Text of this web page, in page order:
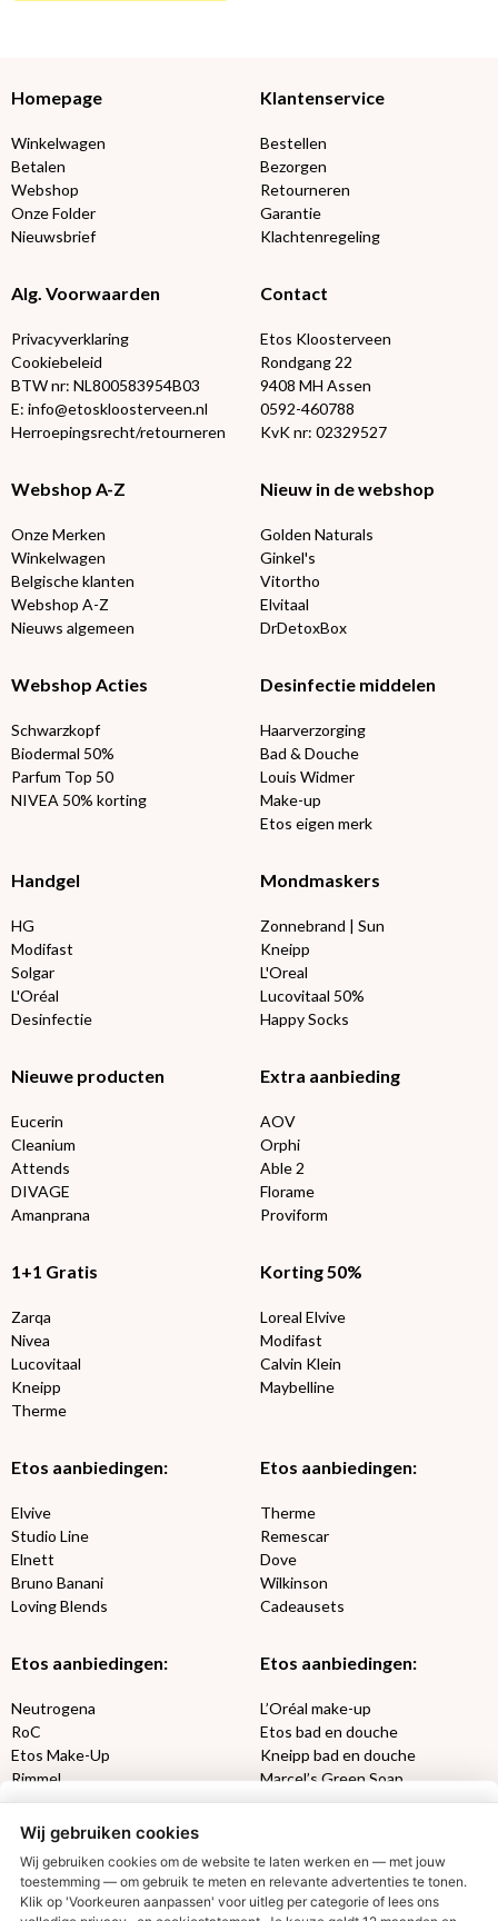
Homepage
Winkelwagen
Betalen
Webshop
Onze Folder
Nieuwsbrief
Klantenservice
Bestellen
Bezorgen
Retourneren
Garantie
Klachtenregeling
Alg. Voorwaarden
Privacyverklaring
Cookiebeleid
BTW nr: NL800583954B03
E: info@etoskloosterveen.nl
Herroepingsrecht/retourneren
Contact
Etos Kloosterveen
Rondgang 22
9408 MH Assen
0592-460788
KvK nr: 02329527
Webshop A-Z
Onze Merken
Winkelwagen
Belgische klanten
Webshop A-Z
Nieuws algemeen
Nieuw in de webshop
Golden Naturals
Ginkel's
Vitortho
Elvitaal
DrDetoxBox
Webshop Acties
Schwarzkopf
Biodermal 50%
Parfum Top 50
NIVEA 50% korting
Desinfectie middelen
Haarverzorging
Bad & Douche
Louis Widmer
Make-up
Etos eigen merk
Handgel
HG
Modifast
Solgar
L'Oréal
Desinfectie
Mondmaskers
Zonnebrand | Sun
Kneipp
L'Oreal
Lucovitaal 50%
Happy Socks
Nieuwe producten
Eucerin
Cleanium
Attends
DIVAGE
Amanprana
Extra aanbieding
AOV
Orphi
Able 2
Florame
Proviform
1+1 Gratis
Zarqa
Nivea
Lucovitaal
Kneipp
Therme
Korting 50%
Loreal Elvive
Modifast
Calvin Klein
Maybelline
Etos aanbiedingen:
Elvive
Studio Line
Elnett
Bruno Banani
Loving Blends
Etos aanbiedingen:
Therme
Remescar
Dove
Wilkinson
Cadeausets
Etos aanbiedingen:
Neutrogena
RoC
Etos Make-Up
Rimmel
Max Factor
Etos aanbiedingen:
L’Oréal make-up
Etos bad en douche
Kneipp bad en douche
Marcel’s Green Soap
Oral-B
Etos aanbiedingen:
Aussie
DETOXEN
Always
Wij gebruiken cookies
Wij gebruiken cookies om de website te laten werken en — met jouw
toestemming — om gebruik te meten en relevante advertenties te tonen.
Klik op 'Voorkeuren aanpassen' voor uitleg per categorie of lees ons